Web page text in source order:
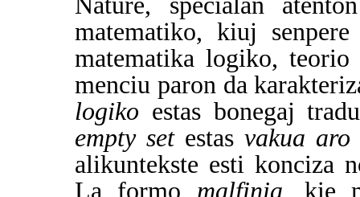
matematiko, kiuj
matematika logiko,
menciu paron da
logiko estas bonegaj
empty setestasvakua aro
alikuntekste esti konciza
La formo malfinia, kie